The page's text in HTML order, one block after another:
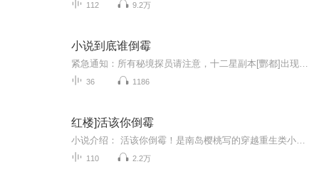
112 9.2万
小说到底谁倒霉
36 1186
红楼]活该你倒霉
110 2.2万